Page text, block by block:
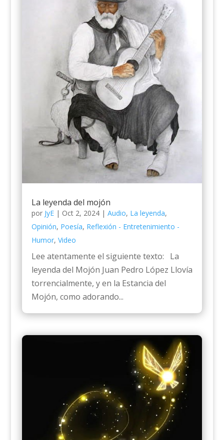
La leyenda del mojón
por JyE| Oct 2, 2024| Audio, La leyenda,
Opinión, Poesía, Reflexión - Entretenimiento -
Humor, Video
Lee atentamente el siguiente texto: La
leyenda del Mojón Juan Pedro López Llovía
torrencialmente, y en la Estancia del
Mojón, como adorando...